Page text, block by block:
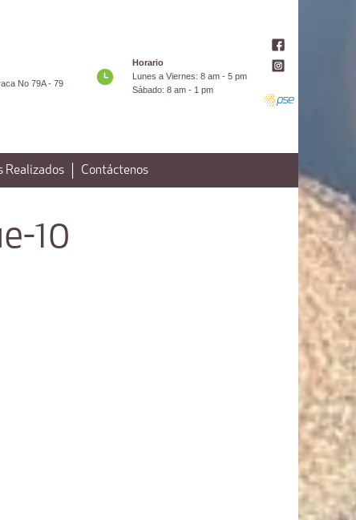
No 79A - 79
Horario
Lunes a Viernes: 8 am - 5 pm
Sábado: 8 am - 1 pm
Realizados Contáctenos
10